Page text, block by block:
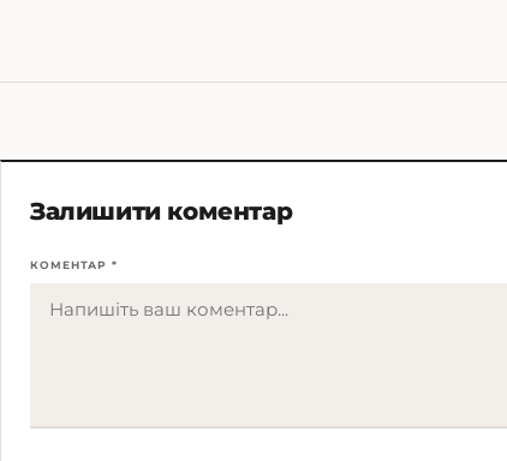
Залишити коментар
КОМЕНТАР *